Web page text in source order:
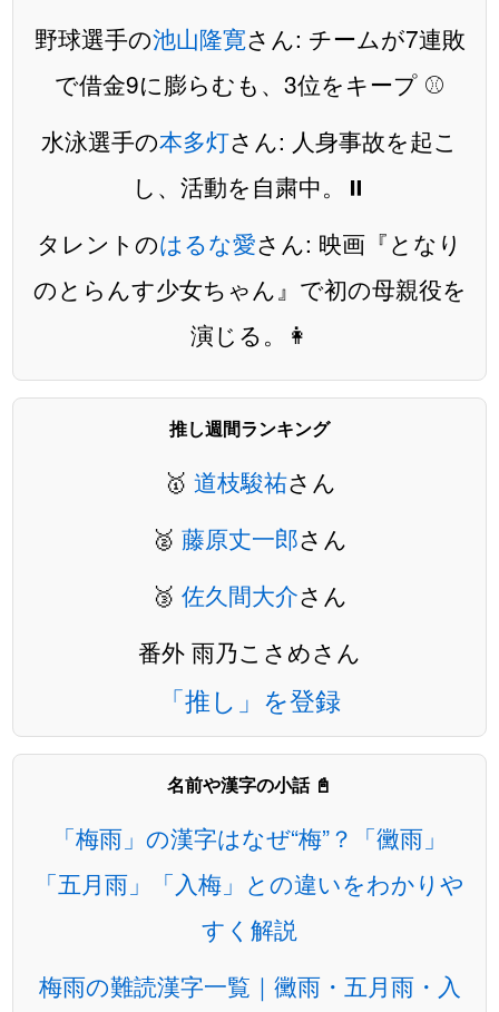
野球選手の池山隆寛さん: チームが7連敗
で借金9に膨らむも、3位をキープ ⚾️
水泳選手の本多灯さん: 人身事故を起こ
し、活動を自粛中。⏸️
タレントのはるな愛さん: 映画『となり
のとらんす少女ちゃん』で初の母親役を
演じる。👩
推し週間ランキング
🥇 道枝駿祐さん
🥈 藤原丈一郎さん
🥉 佐久間大介さん
番外 雨乃こさめさん
「推し」を登録
名前や漢字の小話 📓
「梅雨」の漢字はなぜ“梅”？「黴雨」
「五月雨」「入梅」との違いをわかりや
すく解説
梅雨の難読漢字一覧｜黴雨・五月雨・入